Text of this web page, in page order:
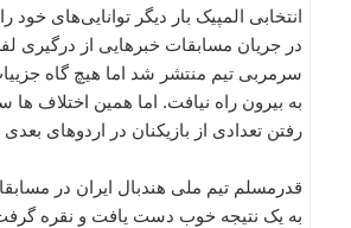
انتخابی المپیک بار دیگر توانایی‌های خود
در جریان مسابقات خبرهایی از درگیری
سرمربی تیم منتشر شد اما هیچ گاه
به بیرون راه نیافت. اما همین اختلاف
رفتن تعدادی از بازیکنان در اردوهای
قدرمسلم تیم ملی هندبال ایران در
به یک نتیجه خوب دست یافت و نقره